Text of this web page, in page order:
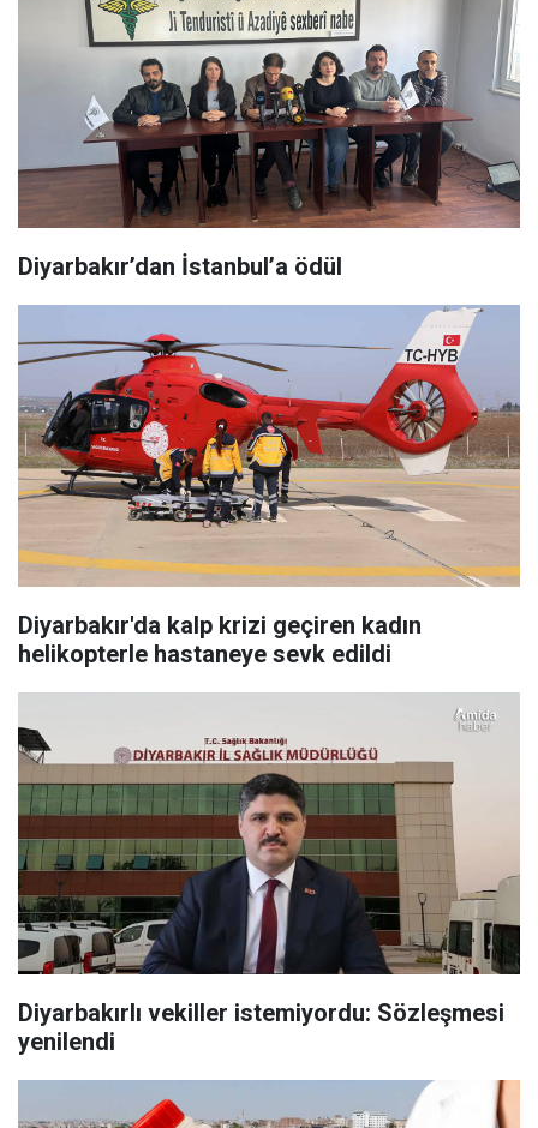
Diyarbakır’dan İstanbul’a ödül
Diyarbakır'da kalp krizi geçiren kadın
helikopterle hastaneye sevk edildi
Diyarbakırlı vekiller istemiyordu: Sözleşmesi
yenilendi